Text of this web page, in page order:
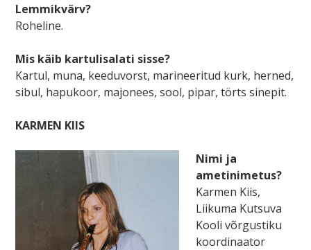
Lemmikvärv?
Roheline.
Mis käib kartulisalati sisse?
Kartul, muna, keeduvorst, marineeritud kurk, herned,
sibul, hapukoor, majonees, sool, pipar, törts sinepit.
KARMEN KIIS
Nimi ja
ametinimetus?
Karmen Kiis,
Liikuma Kutsuva
Kooli võrgustiku
koordinaator